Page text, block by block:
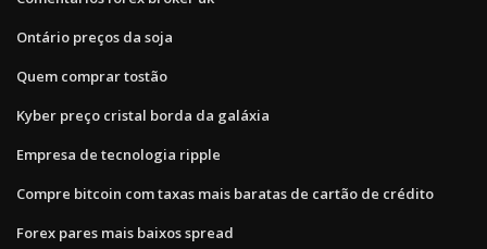
Ontário preços da soja
Quem comprar tostão
Kyber preço cristal borda da galáxia
Empresa de tecnologia ripple
Compre bitcoin com taxas mais baratas de cartão de crédito
Forex pares mais baixos spread